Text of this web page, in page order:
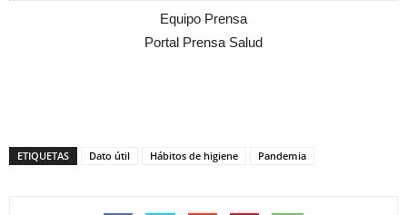
Equipo Prensa
Portal Prensa Salud
ETIQUETAS Dato útil Hábitos de higiene Pandemia